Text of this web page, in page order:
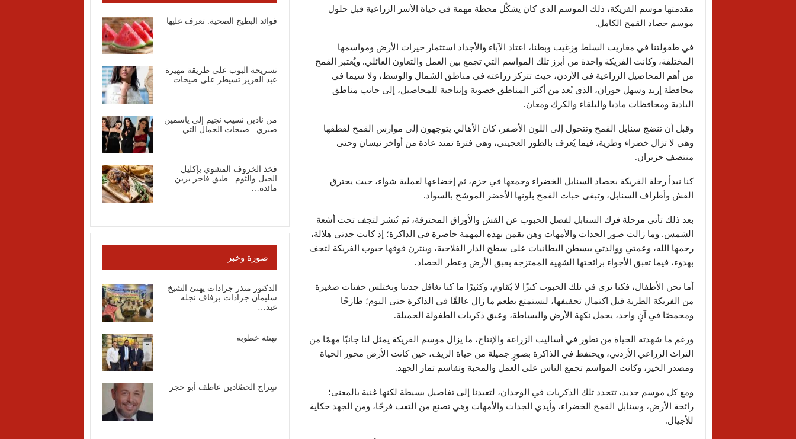
مقدمتها موسم الفريكة، ذلك الموسم الذي كان يشكّل محطة مهمة في حياة الأسر الزراعية قبل حلول
موسم حصاد القمح الكامل.
في طفولتنا في مغاريب السلط وزغيب وبطنا، اعتاد الآباء والأجداد استثمار خيرات الأرض ومواسمها
المختلفة، وكانت الفريكة واحدة من أبرز تلك المواسم التي تجمع بين العمل والتعاون العائلي. ويُعتبر القمح
من أهم المحاصيل الزراعية في الأردن، حيث تتركز زراعته في مناطق الشمال والوسط، ولا سيما في
محافظة إربد وسهل حوران، الذي يُعد من أكثر المناطق خصوبة وإنتاجية للمحاصيل، إلى جانب مناطق
البادية ومحافظات مادبا والبلقاء والكرك ومعان.
وقبل أن تنضج سنابل القمح وتتحول إلى اللون الأصفر، كان الأهالي يتوجهون إلى موارس القمح لقطفها
وهي لا تزال خضراء وطرية، فيما يُعرف بالطور العجيني، وهي فترة تمتد عادة من أواخر نيسان وحتى
منتصف حزيران.
كنا نبدأ رحلة الفريكة بحصاد السنابل الخضراء وجمعها في حزم، ثم إخضاعها لعملية شواء، حيث يحترق
القش وأطراف السنابل، وتبقى حبات القمح بلونها الأخضر الموشح بالسواد.
بعد ذلك تأتي مرحلة فرك السنابل لفصل الحبوب عن القش والأوراق المحترقة، ثم تُنشر لتجف تحت أشعة
الشمس. وما زالت صور الجدات والأمهات وهن يقمن بهذه المهمة حاضرة في الذاكرة؛ إذ كانت جدتي هلالة،
رحمها الله، وعمتي ووالدتي يبسطن البطانيات على سطح الدار الفلاحية، وينثرن فوقها حبوب الفريكة لتجف
بهدوء، فيما تعبق الأجواء برائحتها الشهية الممتزجة بعبق الأرض وعطر الحصاد.
أما نحن الأطفال، فكنا نرى في تلك الحبوب كنزًا لا يُقاوم، وكثيرًا ما كنا نغافل جدتنا ونختلس حفنات صغيرة
من الفريكة الطرية قبل اكتمال تجفيفها، لنستمتع بطعم ما زال عالقًا في الذاكرة حتى اليوم؛ طازجًا
ومحمصًا في آنٍ واحد، يحمل نكهة الأرض والبساطة، وعبق ذكريات الطفولة الجميلة.
ورغم ما شهدته الحياة من تطور في أساليب الزراعة والإنتاج، ما يزال موسم الفريكة يمثل لنا جانبًا مهمًا من
التراث الزراعي الأردني، ويحتفظ في الذاكرة بصورٍ جميلة من حياة الريف، حين كانت الأرض محور الحياة
ومصدر الخير، وكانت المواسم تجمع الناس على العمل والمحبة وتقاسم ثمار الجهد.
ومع كل موسم جديد، تتجدد تلك الذكريات في الوجدان، لتعيدنا إلى تفاصيل بسيطة لكنها غنية بالمعنى؛
رائحة الأرض، وسنابل القمح الخضراء، وأيدي الجدات والأمهات وهي تصنع من التعب فرحًا، ومن الجهد حكاية
للأجيال.
فوائد البطيخ الصحية: تعرف عليها
تسريحة البوب على طريقة مهيرة
عبد العزيز تسيطر على صيحات…
من نادين نسيب نجيم إلى ياسمين
صبري.. صيحات الجمال التي…
فخذ الخروف المشوي بإكليل
الجبل والثوم.. طبق فاخر يزين
مائدة…
صورة وخبر
الدكتور منذر جرادات يهنئ الشيخ
سليمان جرادات بزفاف نجله
عبد…
تهنئة خطوبة
سِراج الحصّادين عاطف أبو حجر